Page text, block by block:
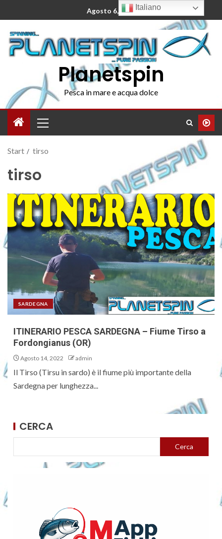
Agosto 6, 2026
Planetspin
Pesca in mare e acqua dolce
Start tirso
tirso
SARDEGNA
ITINERARIO PESCA SARDEGNA – Fiume Tirso a
Fordongianus (OR)
Agosto 14, 2022 admin
Il Tirso (Tirsu in sardo) è il fiume più importante della
Sardegna per lunghezza...
CERCA
Cerca
Italiano